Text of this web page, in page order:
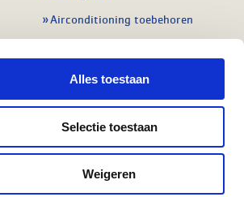
Alles toestaan
Selectie toestaan
Weigeren
Airconditioning toebehoren
Regelapparatuur
Alle koeling